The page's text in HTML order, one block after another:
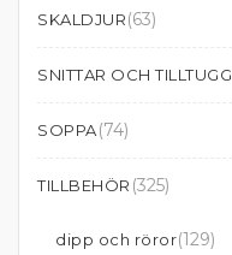
SKALDJUR(63)
SNITTAR OCH TILLTUGG
SOPPA(74)
TILLBEHÖR (325)
dipp och röror(129)